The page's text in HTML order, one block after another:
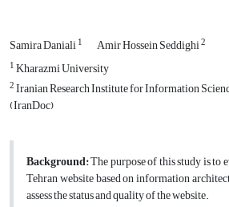
Samira Daniali1 Amir Hossein Seddighi2
1Kharazmi University
2Iranian Research Institute for Information
(IranDoc)
Background:The purpose of this study is to
Tehran website based on information
assess the status and quality of the website.